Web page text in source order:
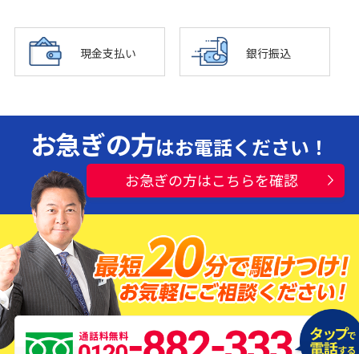
現金支払い 銀行振込
お急ぎの方はお電話ください！
お急ぎの方はこちらを確認
水漏れ・つまり・修理お電話一本ですぐ
にお伺いします！